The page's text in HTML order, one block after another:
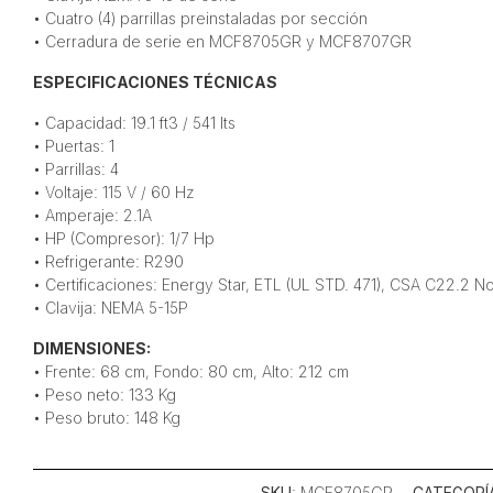
• Cuatro (4) parrillas preinstaladas por sección
• Cerradura de serie en MCF8705GR y MCF8707GR
ESPECIFICACIONES TÉCNICAS
• Capacidad: 19.1 ft3 / 541 lts
• Puertas: 1
• Parrillas: 4
• Voltaje: 115 V / 60 Hz
• Amperaje: 2.1A
• HP (Compresor): 1/7 Hp
• Refrigerante: R290
• Certificaciones: Energy Star, ETL (UL STD. 471), CSA C22.2
• Clavija: NEMA 5-15P
DIMENSIONES:
• Frente: 68 cm, Fondo: 80 cm, Alto: 212 cm
• Peso neto: 133 Kg
• Peso bruto: 148 Kg